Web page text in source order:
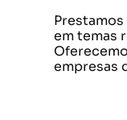
em temas
empresas